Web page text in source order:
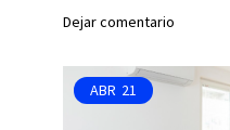
Dejar comentario
ABR 21